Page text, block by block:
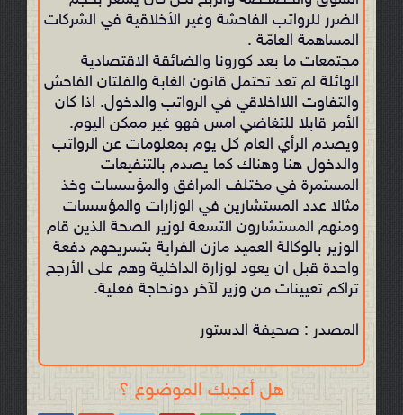
الضرر للرواتب الفاحشة وغير الأخلاقية في الشركات
المساهمة العامّة .
مجتمعات ما بعد كورونا والضائقة الاقتصادية
الهائلة لم تعد تحتمل قانون الغابة والفلتان الفاحش
والتفاوت اللااخلاقي في الرواتب والدخول. اذا كان
الأمر قابلا للتغاضي امس فهو غير ممكن اليوم.
ويصدم الرأي العام كل يوم بمعلومات عن الرواتب
والدخول هنا وهناك كما يصدم بالتنفيعات
المستمرة في مختلف المرافق والمؤسسات وخذ
مثالا عدد المستشارين في الوزارات والمؤسسات
ومنهم المستشارون التسعة لوزير الصحة الذين قام
الوزير بالوكالة العميد مازن الفراية بتسريحهم دفعة
واحدة قبل ان يعود لوزارة الداخلية وهم على الأرجح
تراكم تعيينات من وزير لآخر دونحاجة فعلية.
المصدر : صحيفة الدستور
هل أعجبك الموضوع ؟